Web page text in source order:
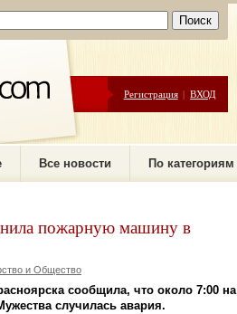
Регистрация | ВХОД
Все новости По категориям
пожарную машину в
и Общество
сообщила, что около 7:00 на
случилась авария.